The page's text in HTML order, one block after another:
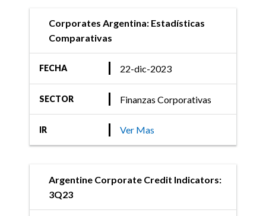
Corporates Argentina: Estadísticas
Comparativas
FECHA 22-dic-2023
SECTOR Finanzas Corporativas
IR Ver Mas
Argentine Corporate Credit Indicators:
3Q23